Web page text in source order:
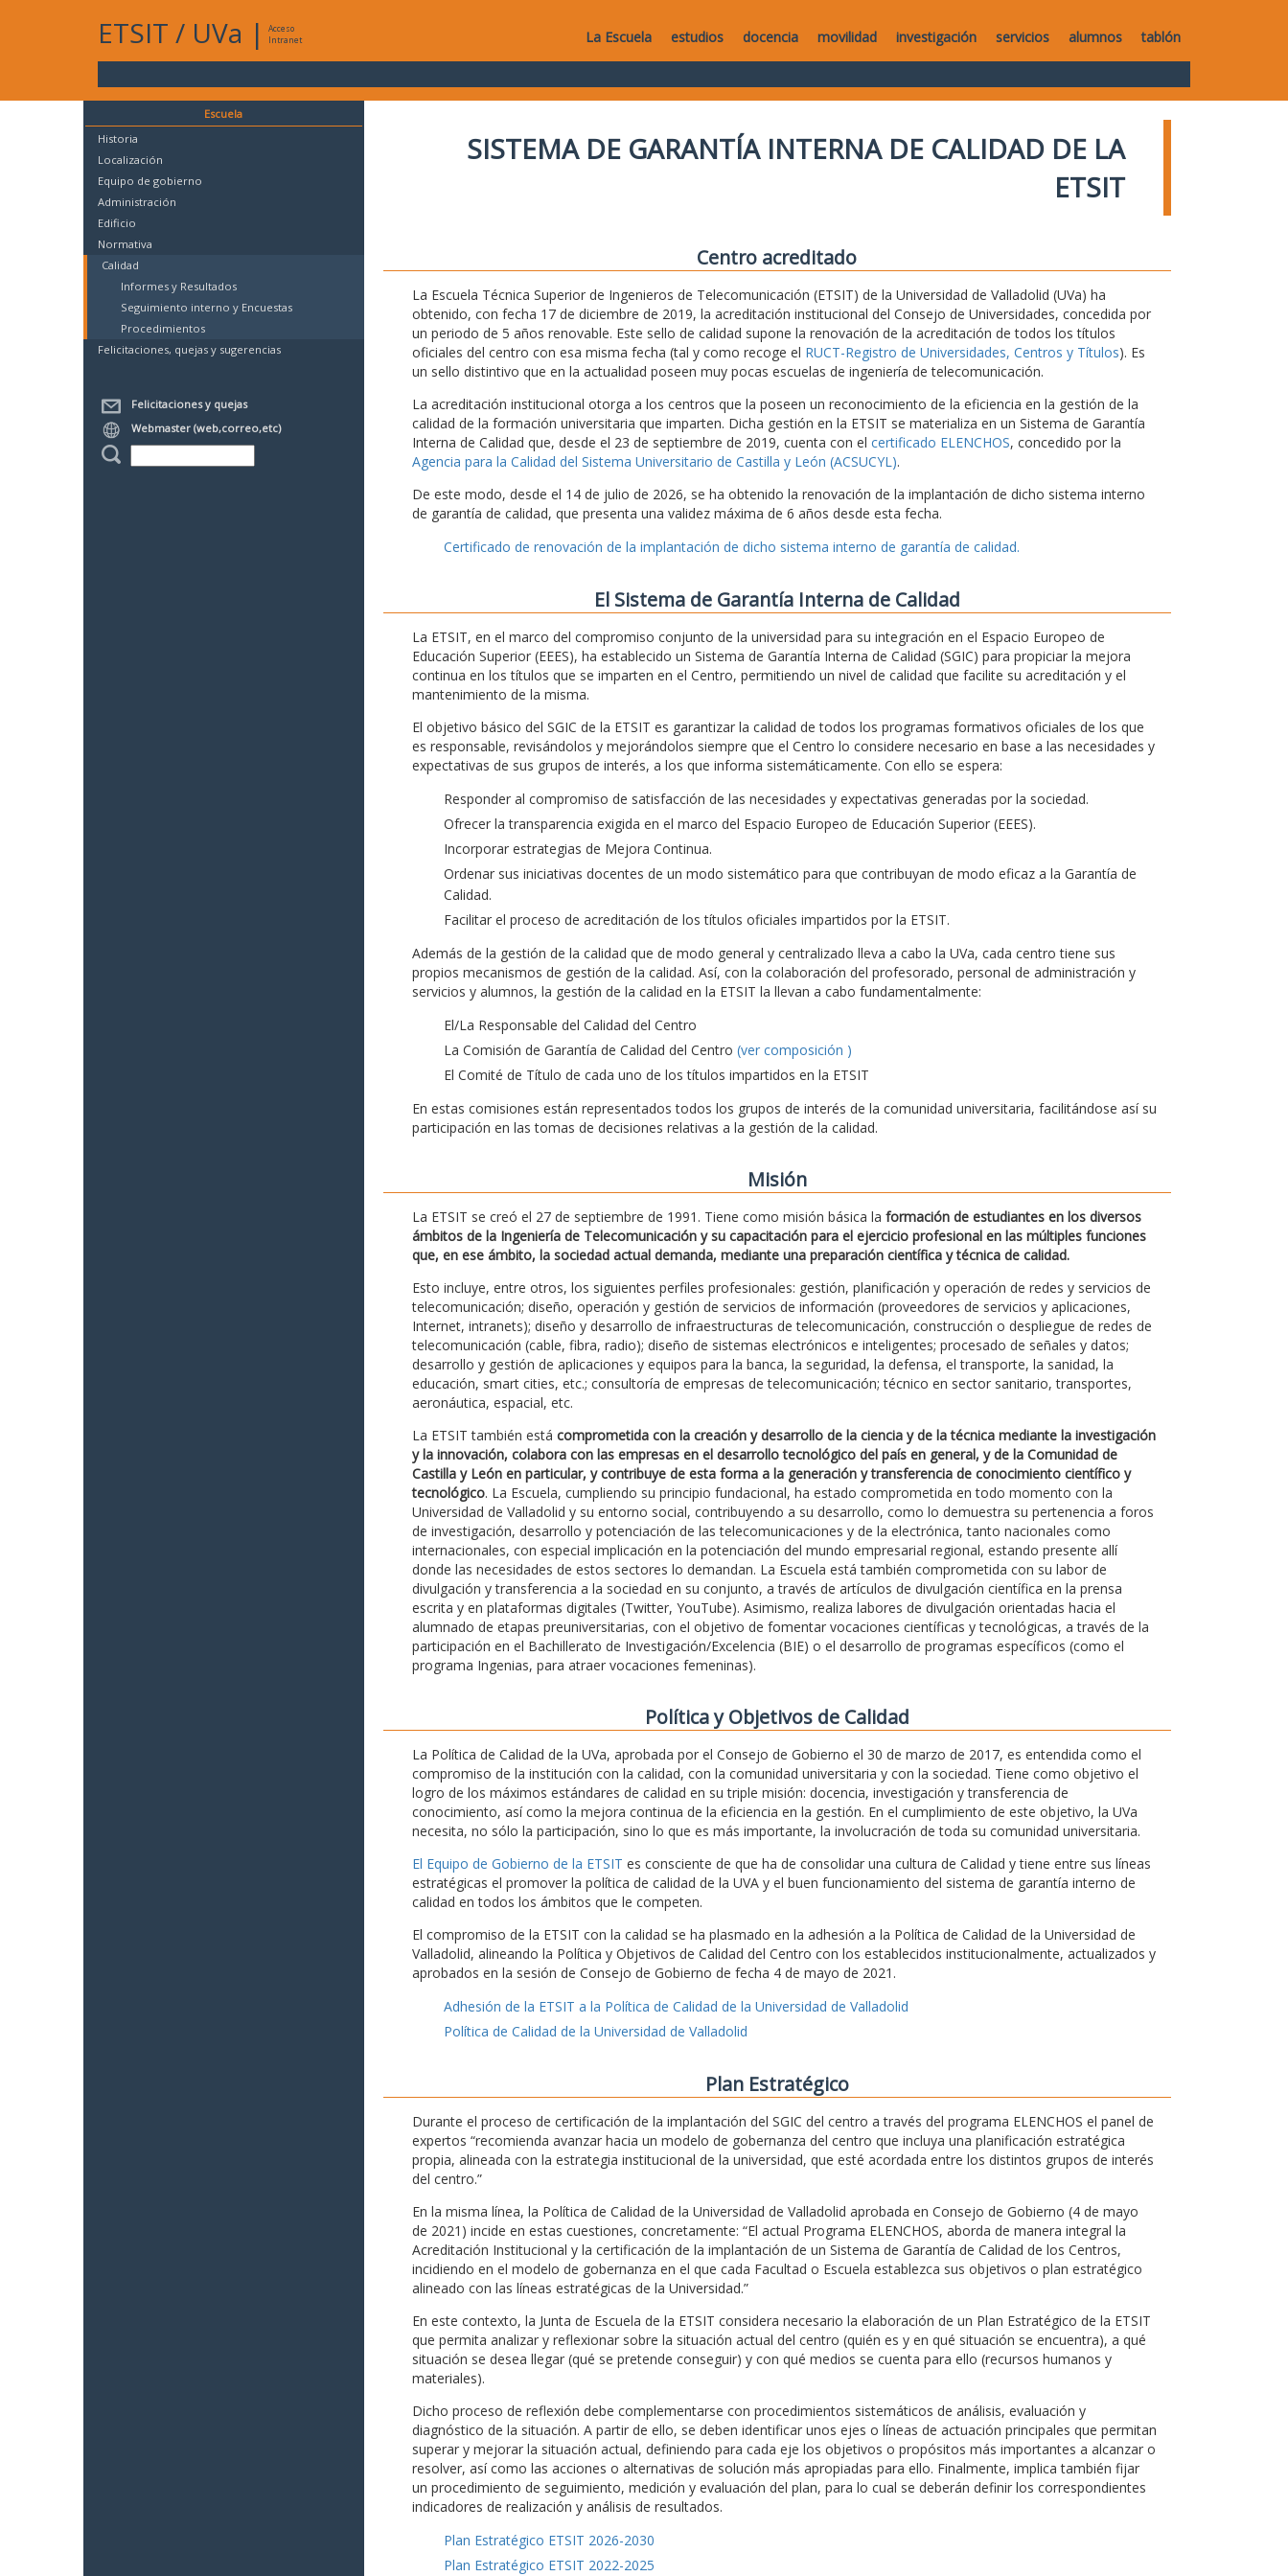
ETSIT / UVa |
Acceso
Intranet
La Escuela estudios docencia movilidad investigación servicios alumnos tablón
Escuela
Historia
Localización
Equipo de gobierno
Administración
Edificio
Normativa
Calidad
Informes y Resultados
Seguimiento interno y Encuestas
Procedimientos
Felicitaciones, quejas y sugerencias
Felicitaciones y quejas
Webmaster (web,correo,etc)
SISTEMA DE GARANTÍA INTERNA DE CALIDAD DE LA
ETSIT
Centro acreditado
La Escuela Técnica Superior de Ingenieros de Telecomunicación (ETSIT) de la Universidad de Valladolid (UVa) ha
obtenido, con fecha 17 de diciembre de 2019, la acreditación institucional del Consejo de Universidades, concedida por
un periodo de 5 años renovable. Este sello de calidad supone la renovación de la acreditación de todos los títulos
oficiales del centro con esa misma fecha (tal y como recoge el RUCT-Registro de Universidades, Centros y Títulos). Es
un sello distintivo que en la actualidad poseen muy pocas escuelas de ingeniería de telecomunicación.
La acreditación institucional otorga a los centros que la poseen un reconocimiento de la eficiencia en la gestión de la
calidad de la formación universitaria que imparten. Dicha gestión en la ETSIT se materializa en un Sistema de Garantía
Interna de Calidad que, desde el 23 de septiembre de 2019, cuenta con el certificado ELENCHOS, concedido por la
Agencia para la Calidad del Sistema Universitario de Castilla y León (ACSUCYL).
De este modo, desde el 14 de julio de 2026, se ha obtenido la renovación de la implantación de dicho sistema interno
de garantía de calidad, que presenta una validez máxima de 6 años desde esta fecha.
Certificado de renovación de la implantación de dicho sistema interno de garantía de calidad.
El Sistema de Garantía Interna de Calidad
La ETSIT, en el marco del compromiso conjunto de la universidad para su integración en el Espacio Europeo de
Educación Superior (EEES), ha establecido un Sistema de Garantía Interna de Calidad (SGIC) para propiciar la mejora
continua en los títulos que se imparten en el Centro, permitiendo un nivel de calidad que facilite su acreditación y el
mantenimiento de la misma.
El objetivo básico del SGIC de la ETSIT es garantizar la calidad de todos los programas formativos oficiales de los que
es responsable, revisándolos y mejorándolos siempre que el Centro lo considere necesario en base a las necesidades y
expectativas de sus grupos de interés, a los que informa sistemáticamente. Con ello se espera:
Responder al compromiso de satisfacción de las necesidades y expectativas generadas por la sociedad.
Ofrecer la transparencia exigida en el marco del Espacio Europeo de Educación Superior (EEES).
Incorporar estrategias de Mejora Continua.
Ordenar sus iniciativas docentes de un modo sistemático para que contribuyan de modo eficaz a la Garantía de
Calidad.
Facilitar el proceso de acreditación de los títulos oficiales impartidos por la ETSIT.
Además de la gestión de la calidad que de modo general y centralizado lleva a cabo la UVa, cada centro tiene sus
propios mecanismos de gestión de la calidad. Así, con la colaboración del profesorado, personal de administración y
servicios y alumnos, la gestión de la calidad en la ETSIT la llevan a cabo fundamentalmente:
El/La Responsable del Calidad del Centro
La Comisión de Garantía de Calidad del Centro (ver composición )
El Comité de Título de cada uno de los títulos impartidos en la ETSIT
En estas comisiones están representados todos los grupos de interés de la comunidad universitaria, facilitándose así su
participación en las tomas de decisiones relativas a la gestión de la calidad.
Misión
La ETSIT se creó el 27 de septiembre de 1991. Tiene como misión básica la formación de estudiantes en los diversos
ámbitos de la Ingeniería de Telecomunicación y su capacitación para el ejercicio profesional en las múltiples funciones
que, en ese ámbito, la sociedad actual demanda, mediante una preparación científica y técnica de calidad.
Esto incluye, entre otros, los siguientes perfiles profesionales: gestión, planificación y operación de redes y servicios de
telecomunicación; diseño, operación y gestión de servicios de información (proveedores de servicios y aplicaciones,
Internet, intranets); diseño y desarrollo de infraestructuras de telecomunicación, construcción o despliegue de redes de
telecomunicación (cable, fibra, radio); diseño de sistemas electrónicos e inteligentes; procesado de señales y datos;
desarrollo y gestión de aplicaciones y equipos para la banca, la seguridad, la defensa, el transporte, la sanidad, la
educación, smart cities, etc.; consultoría de empresas de telecomunicación; técnico en sector sanitario, transportes,
aeronáutica, espacial, etc.
La ETSIT también está comprometida con la creación y desarrollo de la ciencia y de la técnica mediante la investigación
y la innovación, colabora con las empresas en el desarrollo tecnológico del país en general, y de la Comunidad de
Castilla y León en particular, y contribuye de esta forma a la generación y transferencia de conocimiento científico y
tecnológico. La Escuela, cumpliendo su principio fundacional, ha estado comprometida en todo momento con la
Universidad de Valladolid y su entorno social, contribuyendo a su desarrollo, como lo demuestra su pertenencia a foros
de investigación, desarrollo y potenciación de las telecomunicaciones y de la electrónica, tanto nacionales como
internacionales, con especial implicación en la potenciación del mundo empresarial regional, estando presente allí
donde las necesidades de estos sectores lo demandan. La Escuela está también comprometida con su labor de
divulgación y transferencia a la sociedad en su conjunto, a través de artículos de divulgación científica en la prensa
escrita y en plataformas digitales (Twitter, YouTube). Asimismo, realiza labores de divulgación orientadas hacia el
alumnado de etapas preuniversitarias, con el objetivo de fomentar vocaciones científicas y tecnológicas, a través de la
participación en el Bachillerato de Investigación/Excelencia (BIE) o el desarrollo de programas específicos (como el
programa Ingenias, para atraer vocaciones femeninas).
Polí­tica y Objetivos de Calidad
La Política de Calidad de la UVa, aprobada por el Consejo de Gobierno el 30 de marzo de 2017, es entendida como el
compromiso de la institución con la calidad, con la comunidad universitaria y con la sociedad. Tiene como objetivo el
logro de los máximos estándares de calidad en su triple misión: docencia, investigación y transferencia de
conocimiento, así como la mejora continua de la eficiencia en la gestión. En el cumplimiento de este objetivo, la UVa
necesita, no sólo la participación, sino lo que es más importante, la involucración de toda su comunidad universitaria.
El Equipo de Gobierno de la ETSIT es consciente de que ha de consolidar una cultura de Calidad y tiene entre sus líneas
estratégicas el promover la política de calidad de la UVA y el buen funcionamiento del sistema de garantía interno de
calidad en todos los ámbitos que le competen.
El compromiso de la ETSIT con la calidad se ha plasmado en la adhesión a la Política de Calidad de la Universidad de
Valladolid, alineando la Política y Objetivos de Calidad del Centro con los establecidos institucionalmente, actualizados y
aprobados en la sesión de Consejo de Gobierno de fecha 4 de mayo de 2021.
Adhesión de la ETSIT a la Política de Calidad de la Universidad de Valladolid
Política de Calidad de la Universidad de Valladolid
Plan Estratégico
Durante el proceso de certificación de la implantación del SGIC del centro a través del programa ELENCHOS el panel de
expertos “recomienda avanzar hacia un modelo de gobernanza del centro que incluya una planificación estratégica
propia, alineada con la estrategia institucional de la universidad, que esté acordada entre los distintos grupos de interés
del centro.”
En la misma línea, la Política de Calidad de la Universidad de Valladolid aprobada en Consejo de Gobierno (4 de mayo
de 2021) incide en estas cuestiones, concretamente: “El actual Programa ELENCHOS, aborda de manera integral la
Acreditación Institucional y la certificación de la implantación de un Sistema de Garantía de Calidad de los Centros,
incidiendo en el modelo de gobernanza en el que cada Facultad o Escuela establezca sus objetivos o plan estratégico
alineado con las líneas estratégicas de la Universidad.”
En este contexto, la Junta de Escuela de la ETSIT considera necesario la elaboración de un Plan Estratégico de la ETSIT
que permita analizar y reflexionar sobre la situación actual del centro (quién es y en qué situación se encuentra), a qué
situación se desea llegar (qué se pretende conseguir) y con qué medios se cuenta para ello (recursos humanos y
materiales).
Dicho proceso de reflexión debe complementarse con procedimientos sistemáticos de análisis, evaluación y
diagnóstico de la situación. A partir de ello, se deben identificar unos ejes o líneas de actuación principales que permitan
superar y mejorar la situación actual, definiendo para cada eje los objetivos o propósitos más importantes a alcanzar o
resolver, así como las acciones o alternativas de solución más apropiadas para ello. Finalmente, implica también fijar
un procedimiento de seguimiento, medición y evaluación del plan, para lo cual se deberán definir los correspondientes
indicadores de realización y análisis de resultados.
Plan Estratégico ETSIT 2026-2030
Plan Estratégico ETSIT 2022-2025